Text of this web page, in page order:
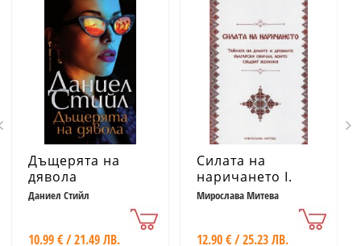
Дъщерята на
дявола
Даниел Стийл
10.99 € / 21.49 ЛВ.
Силата на
наричането І.
Тайната на
български
Мирослава Митева
12.90 € / 25.23 ЛВ.